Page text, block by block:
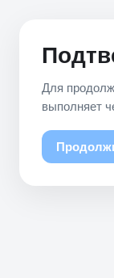
Для
выполняет